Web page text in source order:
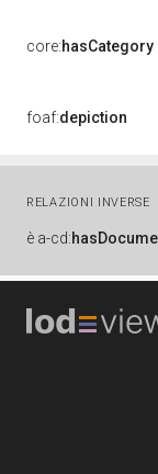
core:hasCategory
foaf:depiction
RELAZIONI INVERSE
è a-cd: